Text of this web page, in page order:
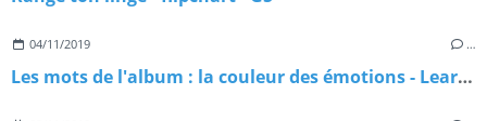
04/11/2019 …
Les mots de l'album : la couleur des émotions - Learningapps